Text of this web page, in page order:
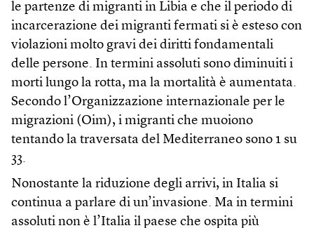
le partenze di migranti in Libia e che il periodo di
incarcerazione dei migranti fermati si è esteso con
violazioni molto gravi dei diritti fondamentali
delle persone. In termini assoluti sono diminuiti i
morti lungo la rotta, ma la mortalità è aumentata.
Secondo l’Organizzazione internazionale per le
migrazioni (Oim), i migranti che muoiono
tentando la traversata del Mediterraneo sono 1 su
33.
Nonostante la riduzione degli arrivi, in Italia si
continua a parlare di un’invasione. Ma in termini
assoluti non è l’Italia il paese che ospita più